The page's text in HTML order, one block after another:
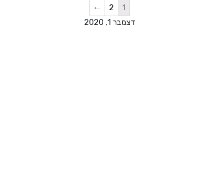
1
2
←
דצמבר 1, 2020